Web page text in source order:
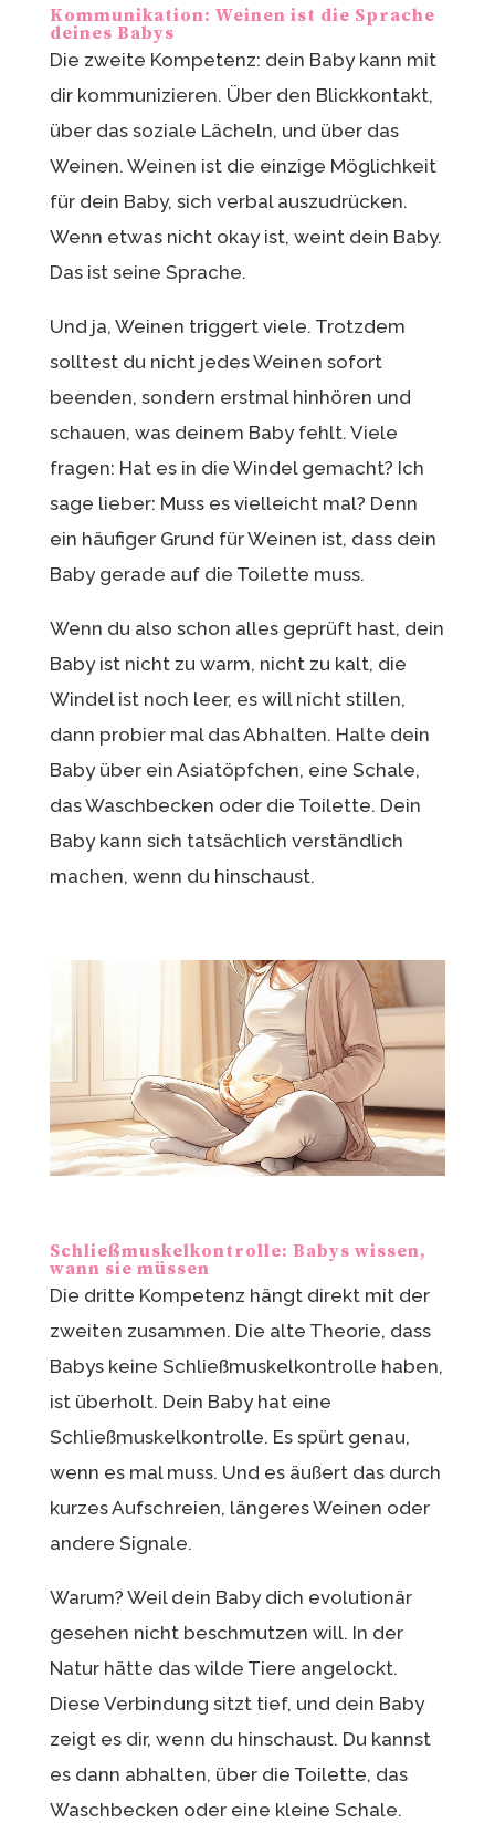
Kommunikation: Weinen ist die Sprache
deines Babys
Die zweite Kompetenz: dein Baby kann mit
dir kommunizieren. Über den Blickkontakt,
über das soziale Lächeln, und über das
Weinen. Weinen ist die einzige Möglichkeit
für dein Baby, sich verbal auszudrücken.
Wenn etwas nicht okay ist, weint dein Baby.
Das ist seine Sprache.
Und ja, Weinen triggert viele. Trotzdem
solltest du nicht jedes Weinen sofort
beenden, sondern erstmal hinhören und
schauen, was deinem Baby fehlt. Viele
fragen: Hat es in die Windel gemacht? Ich
sage lieber: Muss es vielleicht mal? Denn
ein häufiger Grund für Weinen ist, dass dein
Baby gerade auf die Toilette muss.
Wenn du also schon alles geprüft hast, dein
Baby ist nicht zu warm, nicht zu kalt, die
Windel ist noch leer, es will nicht stillen,
dann probier mal das Abhalten. Halte dein
Baby über ein Asiatöpfchen, eine Schale,
das Waschbecken oder die Toilette. Dein
Baby kann sich tatsächlich verständlich
machen, wenn du hinschaust.
Schließmuskelkontrolle: Babys wissen,
wann sie müssen
Die dritte Kompetenz hängt direkt mit der
zweiten zusammen. Die alte Theorie, dass
Babys keine Schließmuskelkontrolle haben,
ist überholt. Dein Baby hat eine
Schließmuskelkontrolle. Es spürt genau,
wenn es mal muss. Und es äußert das durch
kurzes Aufschreien, längeres Weinen oder
andere Signale.
Warum? Weil dein Baby dich evolutionär
gesehen nicht beschmutzen will. In der
Natur hätte das wilde Tiere angelockt.
Diese Verbindung sitzt tief, und dein Baby
zeigt es dir, wenn du hinschaust. Du kannst
es dann abhalten, über die Toilette, das
Waschbecken oder eine kleine Schale.